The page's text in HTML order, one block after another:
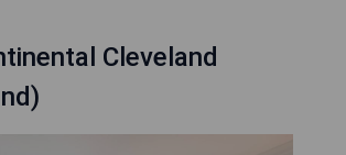
Cleveland